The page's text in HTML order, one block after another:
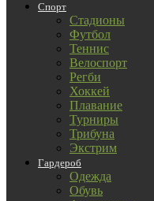
Спорт
Стадионы
Футбол
Теннис
Велоспорт
Регби
Хоккей
Плавание
Турниры
Трибуна
Экстрим
Гардероб
Одежда
Обувь